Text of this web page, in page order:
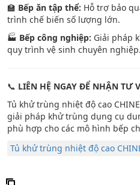
🏫 Bếp ăn tập thể: Hỗ trợ bảo
trình chế biến số lượng lớn.
🏭 Bếp công nghiệp: Giải pháp
quy trình vệ sinh chuyên nghiệp.
📞 LIÊN HỆ NGAY ĐỂ NHẬN TƯ
Tủ khử trùng nhiệt độ cao
giải pháp khử trùng dụng cụ
phù hợp cho các mô hình bếp
Tủ khử trùng nhiệt độ cao